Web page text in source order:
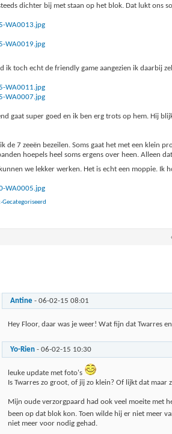
dichter bij met staan op het blok. Dat lukt ons
WA0013.jpg
WA0019.jpg
ik toch echt de friendly game aangezien ik daarbij
WA0011.jpg
WA0007.jpg
gaat super goed en ik ben erg trots op hem. Hij
de 7 zeeën bezeilen. Soms gaat het met een klein
hoepels heel soms ergens over heen. Alleen
we lekker werken. Het is echt een moppie. Ik
WA0005.jpg
Gecategoriseerd
Antine - 06-02-15 08:01
Hey Floor, daar was je weer! Wat fijn dat Twarres
Yo-Rien - 06-02-15 10:30
leuke update met foto's
Is Twarres zo groot, of jij zo klein? Of lijkt dat maar
Mijn oude verzorgpaard had ook veel moeite met
been op dat blok kon. Toen wilde hij er niet meer
niet meer voor nodig gehad.